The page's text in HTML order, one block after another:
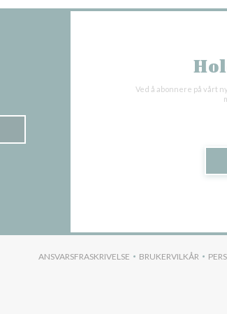
Ved å abonnere på vårt
VINDU))ANSVARSFRASKRIVELSE
((ÅPNER I ET NYTT VINDU))
BRUKERVILKÅR
((ÅPNER I ET